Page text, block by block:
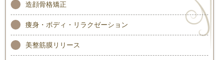
造顔骨格矯正
痩身・ボディ・リラクゼーション
美整筋膜リリース